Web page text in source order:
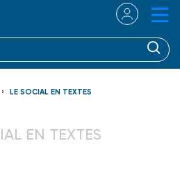
LE SOCIAL EN TEXTES
EN TEXTES